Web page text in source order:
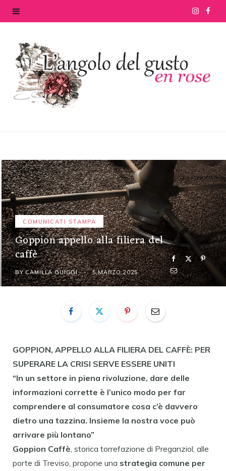
I
t
a
m
e
k
COMUNICATI STAMPA
Goppion appello alla filiera del
caffè
BY CAMILLA GUIGGI 5 MARZO 2025
GOPPION, APPELLO ALLA FILIERA DEL CAFFÈ: PER
SUPERARE LA CRISI SERVE ESSERE UNITI
“In un settore in piena rivoluzione, dare delle
informazioni corrette è l’unico modo per far
comprendere al consumatore cosa c’è davvero
dietro una tazzina. Insieme la nostra voce può
arrivare più lontano”
Goppion Caffè , storica torrefazione di Preganziol, alle
porte di Treviso, propone una strategia comune per